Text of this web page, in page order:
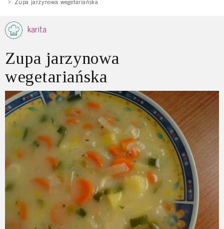
karita
Zupa jarzynowa
wegetariańska